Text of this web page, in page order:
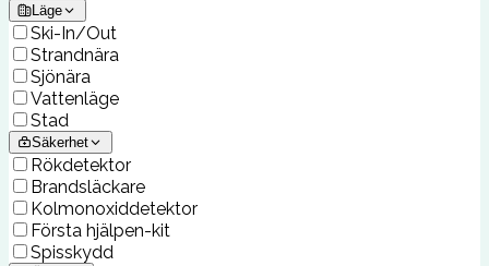
Läge
Ski-In/Out
Strandnära
Sjönära
Vattenläge
Stad
Säkerhet
Rökdetektor
Brandsläckare
Kolmonoxiddetektor
Första hjälpen-kit
Spisskydd